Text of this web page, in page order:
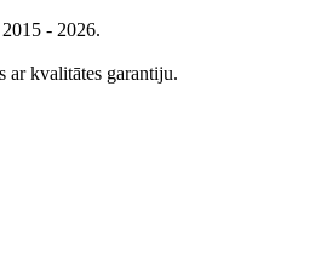
- 2026.
ar kvalitātes garantiju.